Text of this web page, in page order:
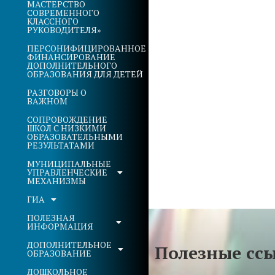
МАСТЕРСТВО
СОВРЕМЕННОГО
КЛАССНОГО
РУКОВОДИТЕЛЯ»
ПЕРСОНИФИЦИРОВАННОЕ
ФИНАНСИРОВАНИЕ
ДОПОЛНИТЕЛЬНОГО
ОБРАЗОВАНИЯ ДЛЯ ДЕТЕЙ
РАЗГОВОРЫ О
ВАЖНОМ
СОПРОВОЖДЕНИЕ
ШКОЛ С НИЗКИМИ
ОБРАЗОВАТЕЛЬНЫМИ
РЕЗУЛЬТАТАМИ
МУНИЦИПАЛЬНЫЕ
УПРАВЛЕНЧЕСКИЕ
МЕХАНИЗМЫ
ГИА
ПОЛЕЗНАЯ
ИНФОРМАЦИЯ
ДОПОЛНИТЕЛЬНОЕ
ОБРАЗОВАНИЕ
ДОШКОЛЬНОЕ
Полезные